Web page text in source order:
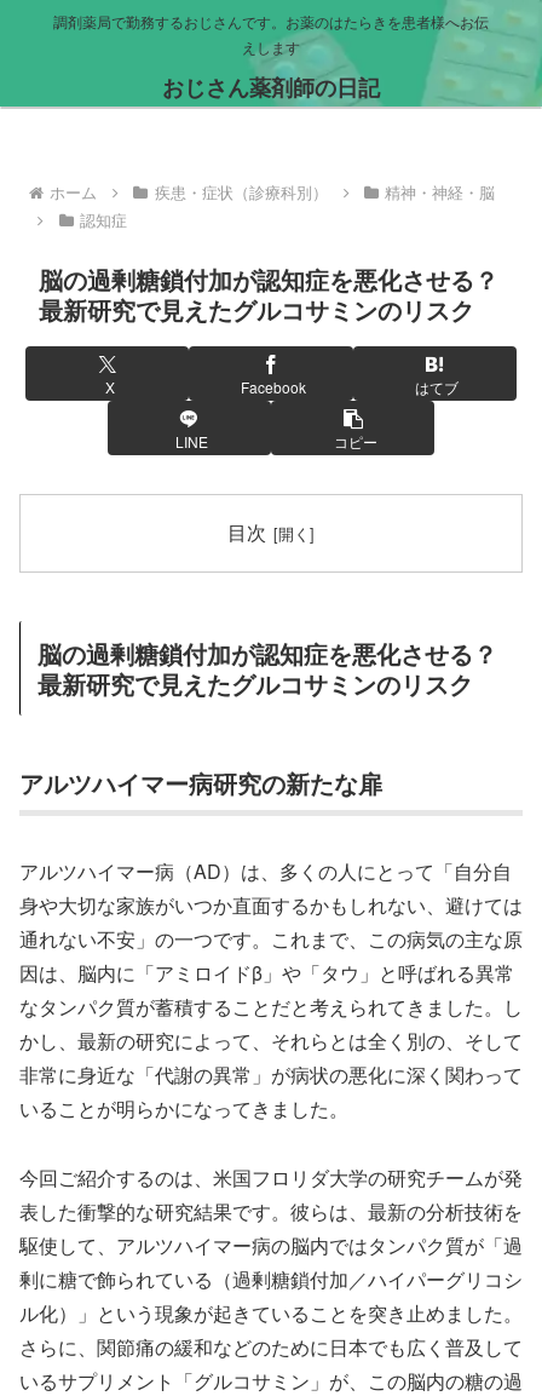
調剤薬局で勤務するおじさんです。お薬のはたらきを患者様へお伝
えします
おじさん薬剤師の日記
ホーム 疾患・症状（診療科別）
精神・神経・脳
認知症
脳の過剰糖鎖付加が認知症を悪化させる？
最新研究で見えたグルコサミンのリスク
X Facebook はてブ
LINE コピー
目次
脳の過剰糖鎖付加が認知症を悪化させる？
最新研究で見えたグルコサミンのリスク
アルツハイマー病研究の新たな扉
アルツハイマー病（AD）は、多くの人にとって「自分自
身や大切な家族がいつか直面するかもしれない、避けては
通れない不安」の一つです。これまで、この病気の主な原
因は、脳内に「アミロイドβ」や「タウ」と呼ばれる異常
なタンパク質が蓄積することだと考えられてきました。し
かし、最新の研究によって、それらとは全く別の、そして
非常に身近な「代謝の異常」が病状の悪化に深く関わって
いることが明らかになってきました。
今回ご紹介するのは、米国フロリダ大学の研究チームが発
表した衝撃的な研究結果です。彼らは、最新の分析技術を
駆使して、アルツハイマー病の脳内ではタンパク質が「過
剰に糖で飾られている（過剰糖鎖付加／ハイパーグリコシ
ル化）」という現象が起きていることを突き止めました。
さらに、関節痛の緩和などのために日本でも広く普及して
いるサプリメント「グルコサミン」が、この脳内の糖の過